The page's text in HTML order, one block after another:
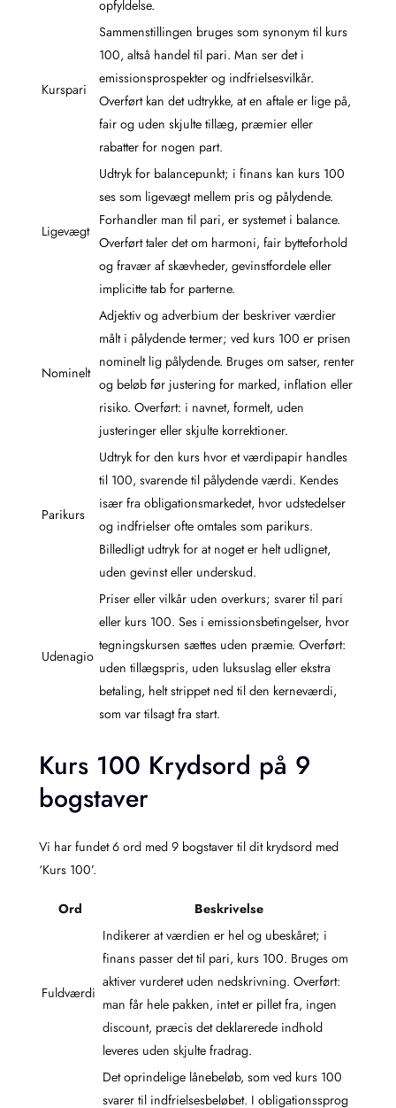
opfyldelse.
Kurspari
Sammenstillingen bruges som synonym til kurs
100, altså handel til pari. Man ser det i
emissionsprospekter og indfrielsesvilkår.
Overført kan det udtrykke, at en aftale er lige på,
fair og uden skjulte tillæg, præmier eller
rabatter for nogen part.
Ligevægt
Udtryk for balancepunkt; i finans kan kurs 100
ses som ligevægt mellem pris og pålydende.
Forhandler man til pari, er systemet i balance.
Overført taler det om harmoni, fair bytteforhold
og fravær af skævheder, gevinstfordele eller
implicitte tab for parterne.
Nominelt
Adjektiv og adverbium der beskriver værdier
målt i pålydende termer; ved kurs 100 er prisen
nominelt lig pålydende. Bruges om satser, renter
og beløb før justering for marked, inflation eller
risiko. Overført: i navnet, formelt, uden
justeringer eller skjulte korrektioner.
Parikurs
Udtryk for den kurs hvor et værdipapir handles
til 100, svarende til pålydende værdi. Kendes
især fra obligationsmarkedet, hvor udstedelser
og indfrielser ofte omtales som parikurs.
Billedligt udtryk for at noget er helt udlignet,
uden gevinst eller underskud.
Udenagio
Priser eller vilkår uden overkurs; svarer til pari
eller kurs 100. Ses i emissionsbetingelser, hvor
tegningskursen sættes uden præmie. Overført:
uden tillægspris, uden luksuslag eller ekstra
betaling, helt strippet ned til den kerneværdi,
som var tilsagt fra start.
Kurs 100 Krydsord på 9
bogstaver
Vi har fundet 6 ord med 9 bogstaver til dit krydsord med
‘Kurs 100’.
Ord Beskrivelse
Fuldværdi
Indikerer at værdien er hel og ubeskåret; i
finans passer det til pari, kurs 100. Bruges om
aktiver vurderet uden nedskrivning. Overført:
man får hele pakken, intet er pillet fra, ingen
discount, præcis det deklarerede indhold
leveres uden skjulte fradrag.
Det oprindelige lånebeløb, som ved kurs 100
svarer til indfrielsesbeløbet. I obligationssprog